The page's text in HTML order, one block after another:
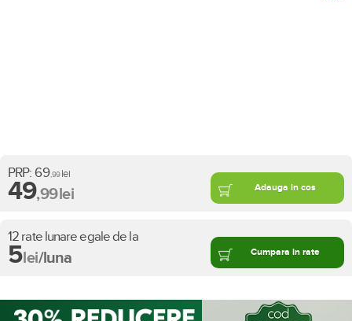
PRP: 69,99lei
49,99lei Adauga in cos
12 rate lunare egale de la
5lei/luna Cumpara in rate